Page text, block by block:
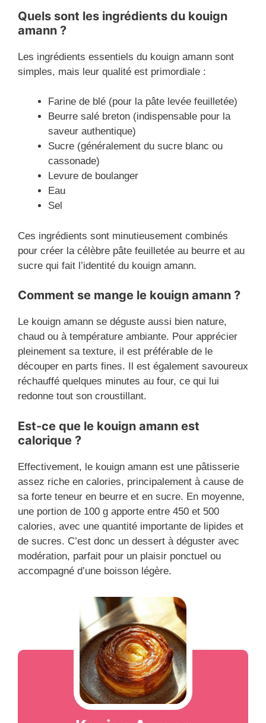
Quels sont les ingrédients du kouign
amann ?
Les ingrédients essentiels du kouign amann sont
simples, mais leur qualité est primordiale :
Farine de blé (pour la pâte levée feuilletée)
Beurre salé breton (indispensable pour la
saveur authentique)
Sucre (généralement du sucre blanc ou
cassonade)
Levure de boulanger
Eau
Sel
Ces ingrédients sont minutieusement combinés
pour créer la célèbre pâte feuilletée au beurre et au
sucre qui fait l’identité du kouign amann.
Comment se mange le kouign amann ?
Le kouign amann se déguste aussi bien nature,
chaud ou à température ambiante. Pour apprécier
pleinement sa texture, il est préférable de le
découper en parts fines. Il est également savoureux
réchauffé quelques minutes au four, ce qui lui
redonne tout son croustillant.
Est-ce que le kouign amann est
calorique ?
Effectivement, le kouign amann est une pâtisserie
assez riche en calories, principalement à cause de
sa forte teneur en beurre et en sucre. En moyenne,
une portion de 100 g apporte entre 450 et 500
calories, avec une quantité importante de lipides et
de sucres. C’est donc un dessert à déguster avec
modération, parfait pour un plaisir ponctuel ou
accompagné d’une boisson légère.